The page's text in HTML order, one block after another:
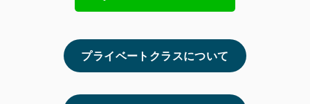
プライベートクラスについて